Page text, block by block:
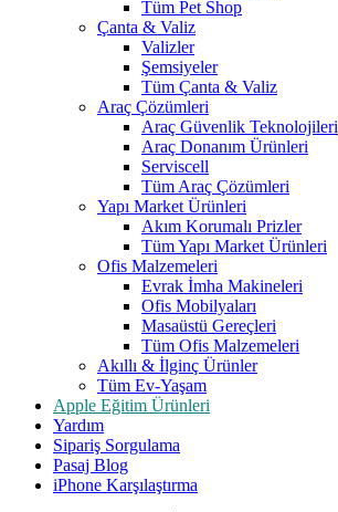
Tüm Pet Shop
Çanta & Valiz
Valizler
Şemsiyeler
Tüm Çanta & Valiz
Araç Çözümleri
Araç Güvenlik Teknolojileri
Araç Donanım Ürünleri
Serviscell
Tüm Araç Çözümleri
Yapı Market Ürünleri
Akım Korumalı Prizler
Tüm Yapı Market Ürünleri
Ofis Malzemeleri
Evrak İmha Makineleri
Ofis Mobilyaları
Masaüstü Gereçleri
Tüm Ofis Malzemeleri
Akıllı & İlginç Ürünler
Tüm Ev-Yaşam
Apple Eğitim Ürünleri
Yardım
Sipariş Sorgulama
Pasaj Blog
iPhone Karşılaştırma